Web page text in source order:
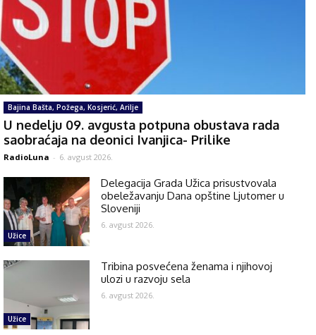
Bajina Bašta, Požega, Kosjerić, Arilje
U nedelju 09. avgusta potpuna obustava rada
saobraćaja na deonici Ivanjica- Prilike
RadioLuna - 6. avgust 2026.
Užice
Delegacija Grada Užica prisustvovala
obeležavanju Dana opštine Ljutomer u
Sloveniji
6. avgust 2026.
Užice
Tribina posvećena ženama i njihovoj
ulozi u razvoju sela
6. avgust 2026.